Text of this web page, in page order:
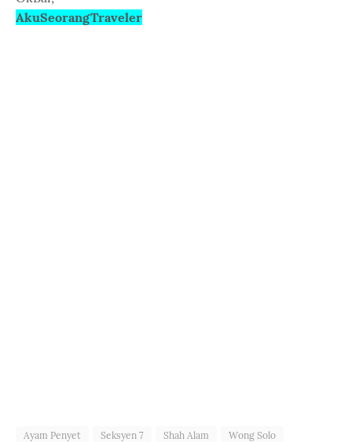
AkuSeorangTraveler
Ayam Penyet Seksyen 7 Shah Alam Wong Solo